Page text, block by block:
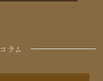
ラム